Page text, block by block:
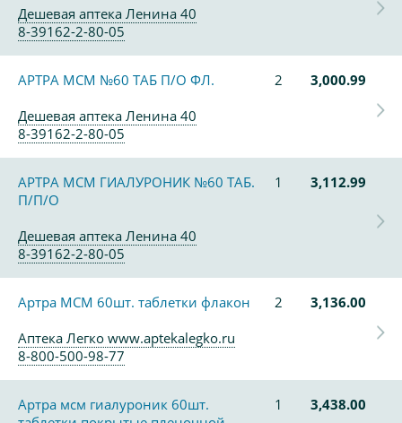
Дешевая аптека Ленина 40
8-39162-2-80-05
АРТРА МСМ №60 ТАБ П/О ФЛ. 2
3,000.99
Дешевая аптека Ленина 40
8-39162-2-80-05
АРТРА МСМ ГИАЛУРОНИК №60 ТАБ.
П/П/О
1 3,112.99
Дешевая аптека Ленина 40
8-39162-2-80-05
Артра МСМ 60шт. таблетки флакон 2
3,136.00
Аптека Легко www.aptekalegko.ru
8-800-500-98-77
Артра мсм гиалуроник 60шт.
1 3,438.00